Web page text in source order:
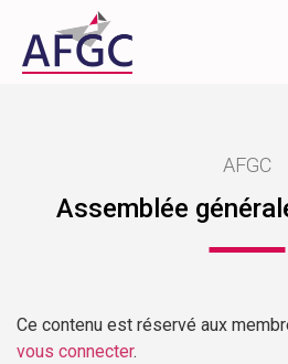
AFGC
Assemblée
Ce contenu est réservé aux
vous connecter.